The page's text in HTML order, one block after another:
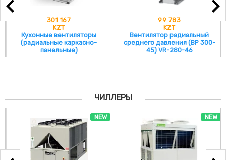
301 167
KZT
Кухонные вентиляторы
(радиальные каркасно-
панельные)
99 783
KZT
Вентилятор радиальный
среднего давления (ВР 300-
45) VR-280-46
ЧИЛЛЕРЫ
NEW NEW